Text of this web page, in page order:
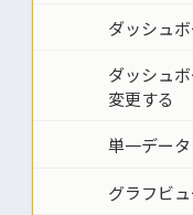
ダッシュ
ダッシュ
変更する
単一デー
グラフビ